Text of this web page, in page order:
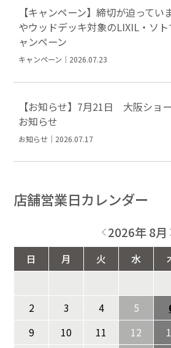
【キャンペーン】締切が迫ってい
やウッドデッキ対象のLIXIL・ソ
ャンペーン
キャンペーン｜2026.07.23
【お知らせ】7月21日 大阪ショ
お知らせ
お知らせ｜2026.07.17
店舗営業日カレンダー
2026年 8月
日 月 火 水
2
3 4 5
9
10 11 12